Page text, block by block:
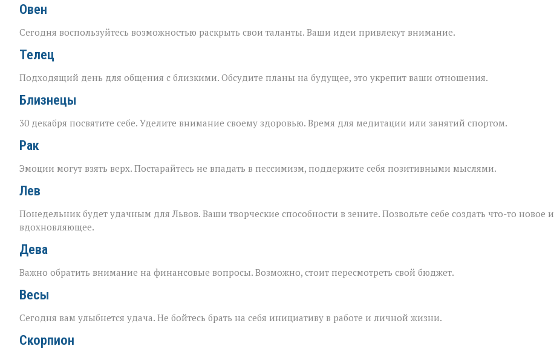
Овен
Сегодня воспользуйтесь возможностью раскрыть свои таланты. Ваши идеи привлекут внимание.
Телец
Подходящий день для общения с близкими. Обсудите планы на будущее, это укрепит ваши отношения.
Близнецы
30 декабря посвятите себе. Уделите внимание своему здоровью. Время для медитации или занятий спортом.
Рак
Эмоции могут взять верх. Постарайтесь не впадать в пессимизм, поддержите себя позитивными мыслями.
Лев
Понедельник будет удачным для Львов. Ваши творческие способности в зените. Позвольте себе создать что-то новое и
вдохновляющее.
Дева
Важно обратить внимание на финансовые вопросы. Возможно, стоит пересмотреть свой бюджет.
Весы
Сегодня вам улыбнется удача. Не бойтесь брать на себя инициативу в работе и личной жизни.
Скорпион